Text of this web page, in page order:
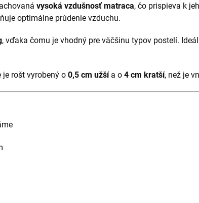
vysoká vzdušnosť matraca, čo prispieva k
optimálne prúdenie vzduchu.
, vďaka čomu je vhodný pre väčšinu typov postelí.
je rošt vyrobený o 0,5 cm užšía o 4 cm kratší, než je